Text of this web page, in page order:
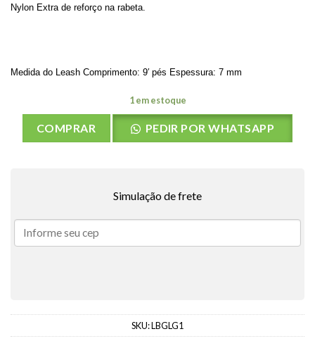
Nylon Extra de reforço na rabeta.
Medida do Leash Comprimento: 9′ pés Espessura: 7 mm
1 em estoque
COMPRAR PEDIR POR WHATSAPP
Simulação de frete
SKU:LBGLG1